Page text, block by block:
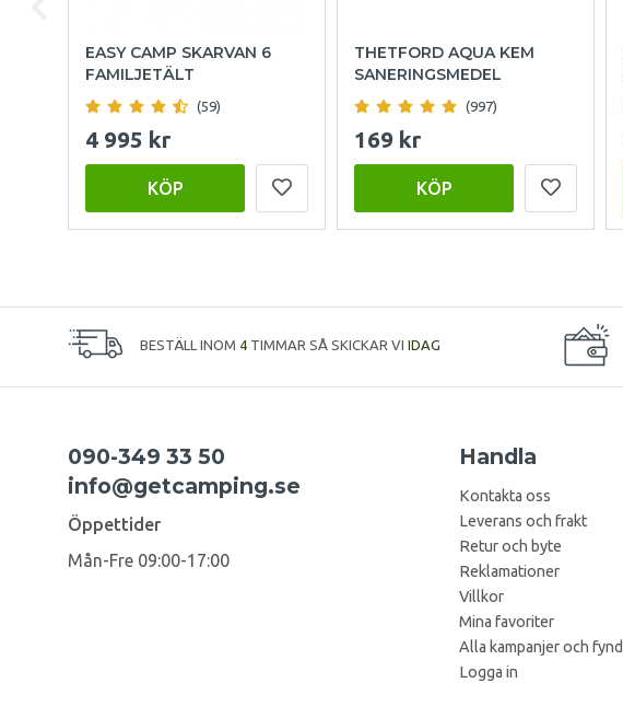
EASY CAMP SKARVAN 6
FAMILJETÄLT
(59)
4 995 kr
KÖP
THETFORD AQUA KEM
SANERINGSMEDEL
(997)
169 kr
KÖP
BESTÄLL INOM 4 TIMMAR SÅ SKICKAR VI IDAG
090-349 33 50
info@getcamping.se
Öppettider
Mån-Fre 09:00-17:00
Handla
Kontakta oss
Leverans och frakt
Retur och byte
Reklamationer
Villkor
Mina favoriter
Alla kampanjer och fynd
Logga in